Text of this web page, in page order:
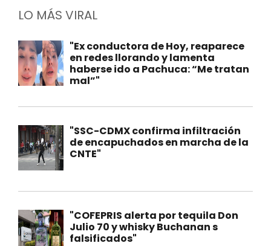
LO MÁS VIRAL
"Ex conductora de Hoy, reaparece
en redes llorando y lamenta
haberse ido a Pachuca: “Me tratan
mal”"
"SSC-CDMX confirma infiltración
de encapuchados en marcha de la
CNTE"
"COFEPRIS alerta por tequila Don
Julio 70 y whisky Buchanan s
falsificados"